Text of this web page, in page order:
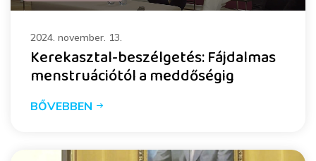
2024. november. 13.
Kerekasztal-beszélgetés: Fájdalmas
menstruációtól a meddőségig
BŐVEBBEN